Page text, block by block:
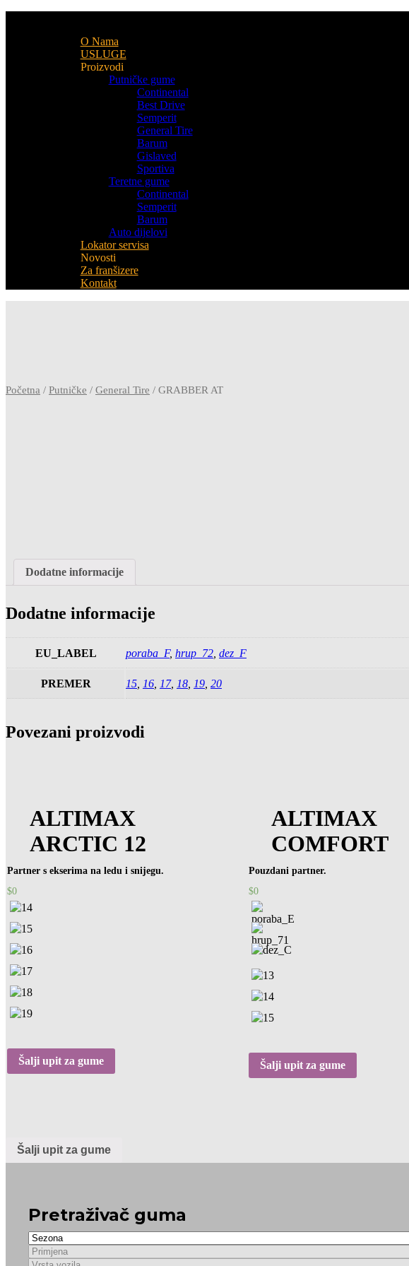
O Nama
USLUGE
Proizvodi
Putničke gume
Continental
Best Drive
Semperit
General Tire
Barum
Gislaved
Sportiva
Teretne gume
Continental
Semperit
Barum
Auto dijelovi
Lokator servisa
Novosti
Za franšizere
Kontakt
Početna / Putničke / General Tire / GRABBER AT
Dodatne informacije
Dodatne informacije
EU_LABEL poraba_F, hrup_72 dez_F
PREMER 15 16 17, 18 19 20
Povezani proizvodi
ALTIMAX
ARCTIC 12
Partner s ekserima na ledu i snijegu.
$0
Šalji upit za gume
ALTIMAX
COMFORT
Pouzdani partner.
$0
Šalji upit za gume
Šalji upit za gume
Pretraživač guma